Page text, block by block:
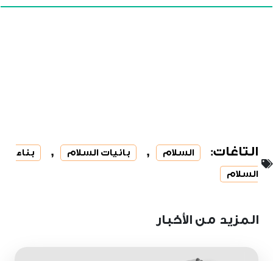
التاغات: السلام , بانيات السلام , بناء
السلام
المزيد من الأخبار